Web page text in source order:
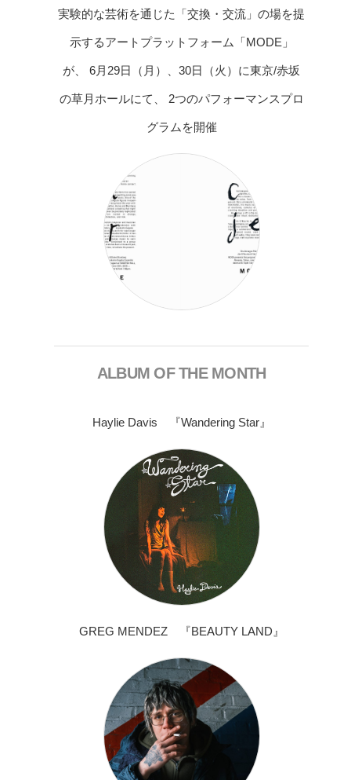
実験的な芸術を通じた「交換・交流」の場を提
示するアートプラットフォーム「MODE」
が、 6月29日（月）、30日（火）に東京/赤坂
の草月ホールにて、 2つのパフォーマンスプロ
グラムを開催
ALBUM OF THE MONTH
Haylie Davis 『Wandering Star』
GREG MENDEZ 『BEAUTY LAND』